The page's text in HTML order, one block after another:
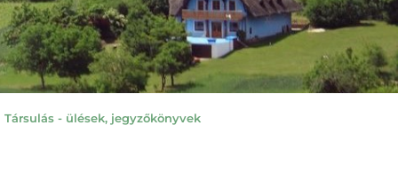
Társulás - ülések, jegyzőkönyvek